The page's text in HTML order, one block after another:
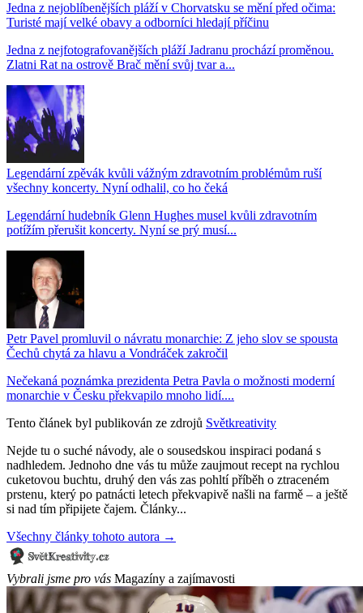
Jedna z nejoblíbenějších pláží v Chorvatsku se mění před očima:
Turisté mají velké obavy a odborníci hledají příčinu
Jedna z nejfotografovanějších pláží Jadranu prochází proměnou.
Zlatni Rat na ostrově Brač mění svůj tvar a...
Legendární zpěvák kvůli vážným zdravotním problémům ruší
všechny koncerty. Nyní odhalil, co ho čeká
Legendární hudebník Glenn Hughes musel kvůli zdravotním
potížím přerušit koncerty. Nyní se prý musí...
Petr Pavel promluvil o návratu monarchie: Z jeho slov se spousta
Čechů chytá za hlavu a Vondráček zakročil
Nečekaná poznámka prezidenta Petra Pavla o možnosti moderní
monarchie v Česku překvapilo mnoho lidí....
Tento článek byl publikován ze zdrojů Světkreativity
Nejde tu o suché návody, ale o sousedskou inspiraci podaná s
nadhledem. Jednoho dne vás tu může zaujmout recept na rychlou
cuketovou buchtu, druhý den vás zas pohltí příběh o ztraceném
prstenu, který po patnácti letech překvapivě našli na farmě – a ještě
si nad tím připijete čajem. Články...
Všechny články tohoto autora →
Vybrali jsme pro vás Magazíny a zajímavosti